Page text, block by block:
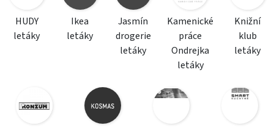
HUDY
letáky
Ikea
letáky
Jasmín
drogerie
letáky
Kamenické
práce
Ondrejka
letáky
Knižní
klub
letáky